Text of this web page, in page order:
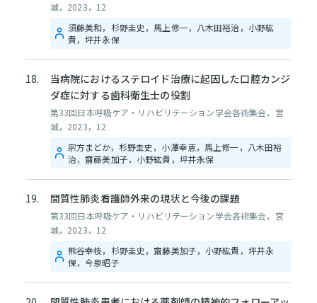
城，2023，12
須藤美和，杉野圭史，馬上修一，八木田裕治，小野紘
貴，坪井永保
当病院におけるステロイド治療に起因した口腔カンジ
ダ症に対する歯科衛生士の役割
第33回日本呼吸ケア・リハビリテーション学会各術集会，宮
城，2023，12
宗方まどか，杉野圭史，小澤幸恵，馬上修一，八木田裕
治，齋藤美加子，小野紘貴，坪井永保
間質性肺炎看護師外来の現状と今後の課題
第33回日本呼吸ケア・リハビリテーション学会各術集会，宮
城，2023，12
熊谷幸枝，杉野圭史，齋藤美加子，小野紘貴，坪井永
保，今泉昭子